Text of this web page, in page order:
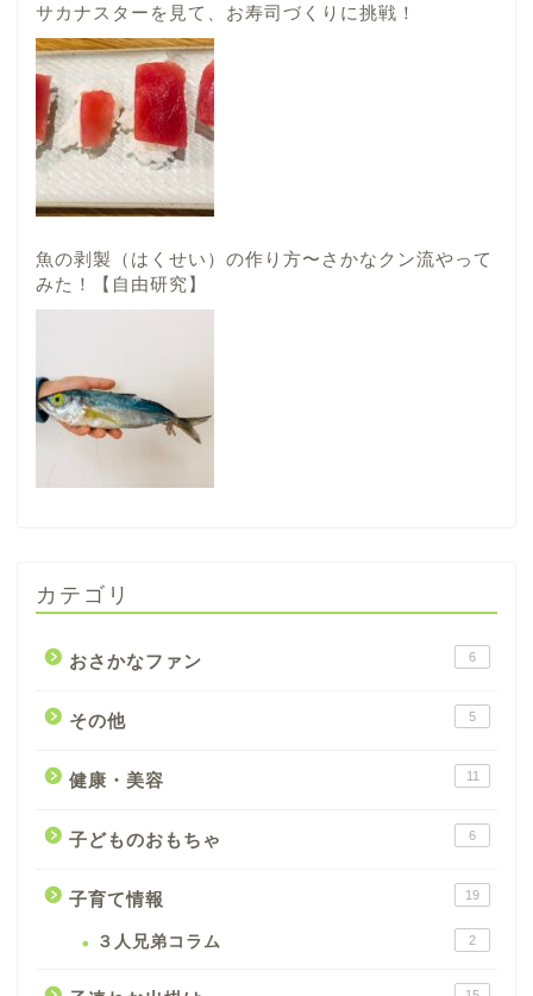
サカナスターを見て、お寿司づくりに挑戦！
魚の剥製（はくせい）の作り方〜さかなクン流やって
みた！【自由研究】
カテゴリ
おさかなファン 6
その他 5
健康・美容 11
子どものおもちゃ 6
子育て情報 19
３人兄弟コラム 2